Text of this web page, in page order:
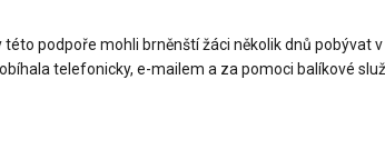
podpoře mohli brněnští žáci několik dnů pobývat
telefonicky, e-mailem a za pomoci balíkové